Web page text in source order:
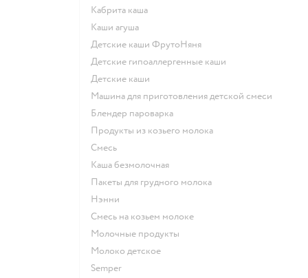
кабрита каша
каши агуша
Детские каши ФрутоНяня
Детские гипоаллергенные каши
детские каши
машина для приготовления детской смеси
блендер пароварка
продукты из козьего молока
смесь
каша безмолочная
пакеты для грудного молока
нэнни
смесь на козьем молоке
молочные продукты
молоко детское
semper